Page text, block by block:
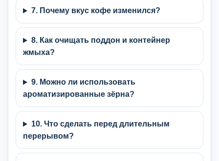
7. Почему вкус кофе изменился?
8. Как очищать поддон и контейнер
жмыха?
9. Можно ли использовать
ароматизированные зёрна?
10. Что сделать перед длительным
перерывом?